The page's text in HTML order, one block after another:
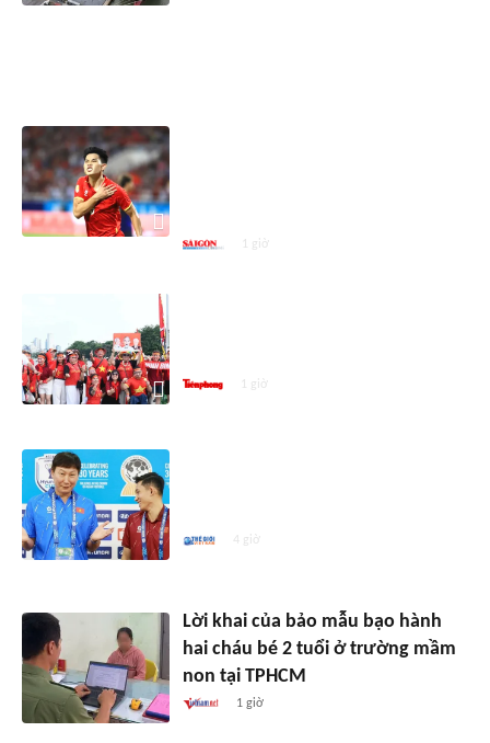
1 giờ
1 giờ
4 giờ
Lời khai của bảo mẫu bạo hành
hai cháu bé 2 tuổi ở trường mầm
non tại TPHCM
1 giờ